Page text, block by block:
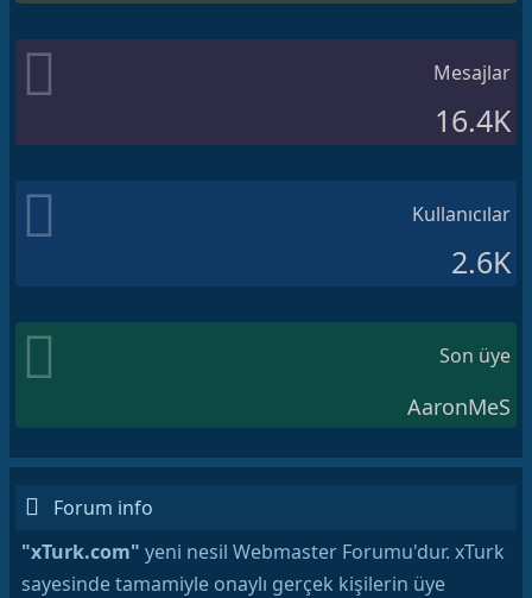
Mesajlar
16.4K
Kullanıcılar
2.6K
Son üye
AaronMeS
Forum info
"xTurk.com" yeni nesil Webmaster Forumu'dur. xTurk
sayesinde tamamiyle onaylı gerçek kişilerin üye